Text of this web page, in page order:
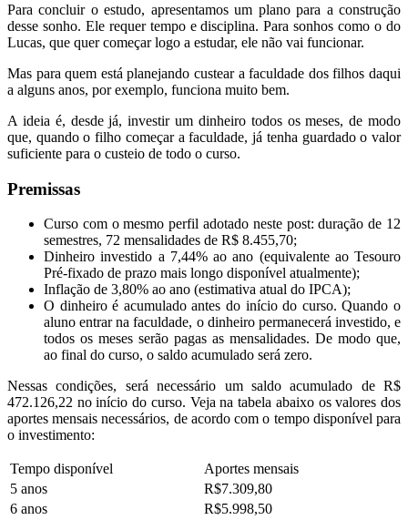
Para concluir o estudo, apresentamos um plano para a construção
desse sonho. Ele requer tempo e disciplina. Para sonhos como o do
Lucas, que quer começar logo a estudar, ele não vai funcionar.
Mas para quem está planejando custear a faculdade dos filhos daqui
a alguns anos, por exemplo, funciona muito bem.
A ideia é, desde já, investir um dinheiro todos os meses, de modo
que, quando o filho começar a faculdade, já tenha guardado o valor
suficiente para o custeio de todo o curso.
Premissas
Curso com o mesmo perfil adotado neste post: duração de 12
semestres, 72 mensalidades de R$ 8.455,70;
Dinheiro investido a 7,44% ao ano (equivalente ao Tesouro
Pré-fixado de prazo mais longo disponível atualmente);
Inflação de 3,80% ao ano (estimativa atual do IPCA);
O dinheiro é acumulado antes do início do curso. Quando o
aluno entrar na faculdade, o dinheiro permanecerá investido, e
todos os meses serão pagas as mensalidades. De modo que,
ao final do curso, o saldo acumulado será zero.
Nessas condições, será necessário um saldo acumulado de R$
472.126,22 no início do curso. Veja na tabela abaixo os valores dos
aportes mensais necessários, de acordo com o tempo disponível para
o investimento:
Tempo disponível
Aportes mensais
5 anos
R$7.309,80
6 anos
R$5.998,50